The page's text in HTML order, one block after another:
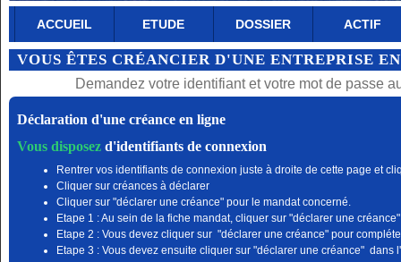
ACCUEIL ETUDE DOSSIER ACTIF
VOUS ÊTES CRÉANCIER D'UNE ENTREPRISE
Demandez votre identifiant et votre mot de passe
Déclaration d'une créance en ligne
Vous disposezd'identifiants de connexion
Rentrer vos identifiants de connexion juste à droite de cette page et
Cliquer sur créances à déclarer
Cliquer sur "déclarer une créance" pour le mandat concerné.
Etape 1 : Au sein de la fiche mandat, cliquer sur "déclarer une créance"
Etape 2 : Vous devez cliquer sur "déclarer une créance" pour
Etape 3 : Vous devez ensuite cliquer sur "déclarer une créance" dans